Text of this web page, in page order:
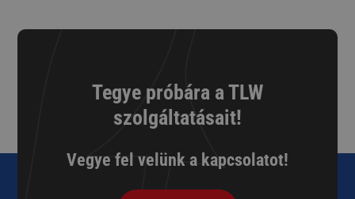
Tegye próbára a TLW
szolgáltatásait!
Vegye fel velünk a kapcsolatot!